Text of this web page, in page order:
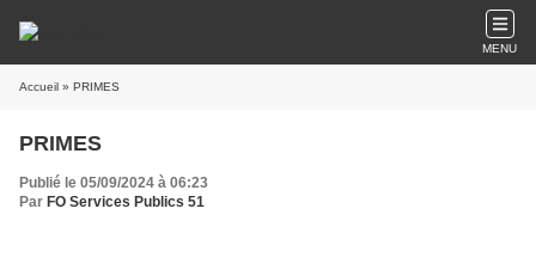
MENU
Accueil » PRIMES
PRIMES
Publié le 05/09/2024 à 06:23
Par FO Services Publics 51